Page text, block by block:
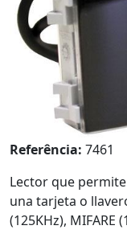
Referência: 7461
Lector que
una tarjeta o
(125KHz), MIFARE